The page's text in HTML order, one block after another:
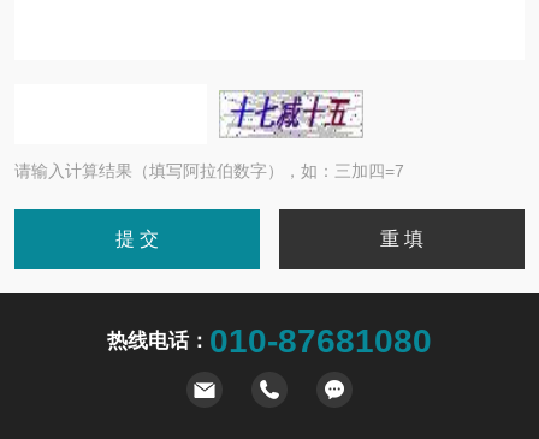
请输入计算结果（填写阿拉伯数字），如：三加四=7
热线电话： 010-87681080